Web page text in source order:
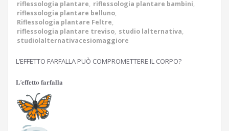
riflessologia plantare, riflessologia plantare bambini,
riflessologia plantare belluno,
Riflessologia plantare Feltre,
riflessologia plantare treviso, studio lalternativa,
studiolalternativacesiomaggiore
L’EFFETTO FARFALLA PUÒ COMPROMETTERE IL CORPO?
𝐋’𝐞𝐟𝐟𝐞𝐭𝐭𝐨 𝐟𝐚𝐫𝐟𝐚𝐥𝐥𝐚